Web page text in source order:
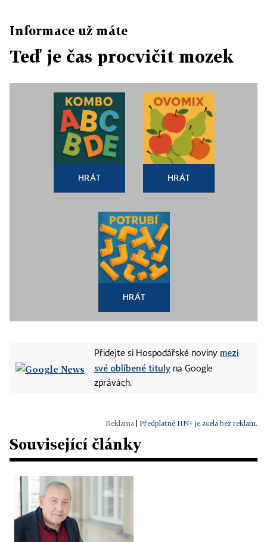
Informace už máte
Teď je čas procvičit mozek
HRÁT HRÁT
HRÁT
Přidejte si Hospodářské noviny mezi
své oblíbené tituly na Google
zprávách.
Předplatné HN+ je zcela bez reklam.
Související články